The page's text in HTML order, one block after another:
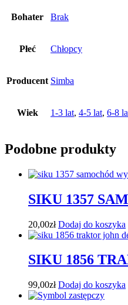
Bohater Brak
Płeć Chłopcy
Producent Simba
Wiek 1-3 lat, 4-5 lat, 6-8
Podobne produkty
SIKU 1357
20,00zł Dodaj do koszyka
SIKU 1856
99,00zł Dodaj do koszyka